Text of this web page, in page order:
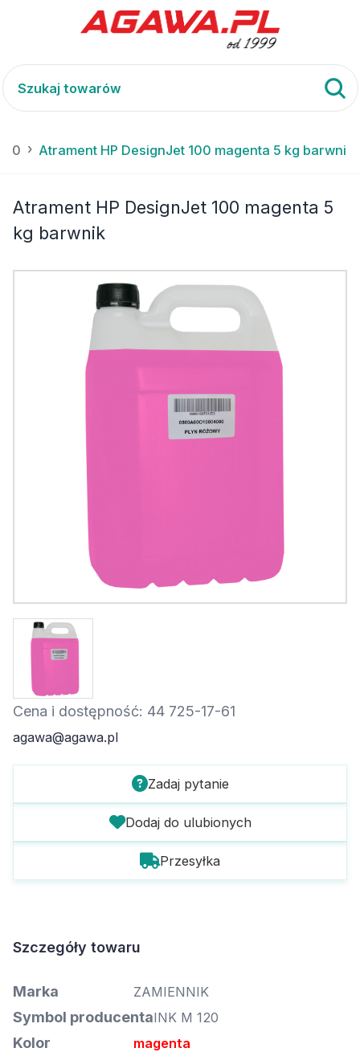
Atrament HP DesignJet 100 magenta 5 kg barwnik
Atrament HP DesignJet 100 magenta 5
kg barwnik
Cena i dostępność: 44 725-17-61
agawa@agawa.pl
Zadaj pytanie
Dodaj do ulubionych
Przesyłka
Szczegóły towaru
Marka ZAMIENNIK
Symbol producentaINK M 120
Kolor magenta